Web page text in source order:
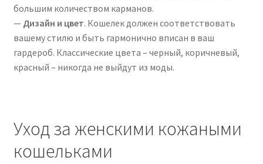
большим количеством карманов.
— Дизайн и цвет. Кошелек должен соответствовать
вашему стилю и быть гармонично вписан в ваш
гардероб. Классические цвета – черный, коричневый,
красный – никогда не выйдут из моды.
Уход за женскими кожаными
кошельками